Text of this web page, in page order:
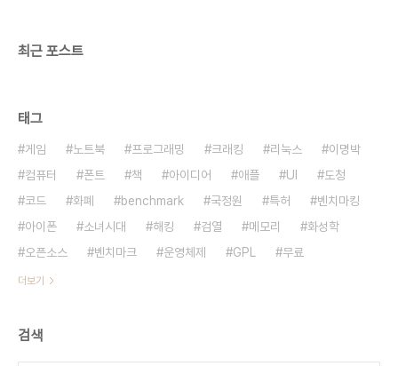
최근 포스트
태그
게임 노트북 프로그래밍 크래킹 리눅스
이명박
컴퓨터
폰트 책 아이디어 애플 UI
도청
코드
화폐 benchmark 국정원 특허
벤치마킹
아이폰
소녀시대 해킹 검열 메모리
화성학
오픈소스
벤치마크 운영체제 GPL 무료
더보기
검색